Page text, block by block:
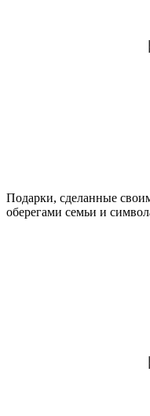
Подарки, сделанные
оберегами семьи и